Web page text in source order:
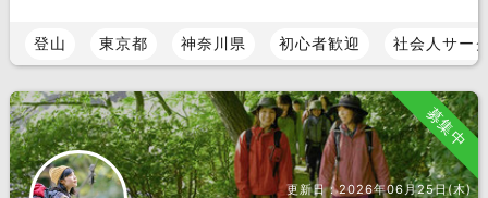
登山 東京都 神奈川県 初心者歓迎 社会人サー
募集中
更新日：2026年06月25日(木)